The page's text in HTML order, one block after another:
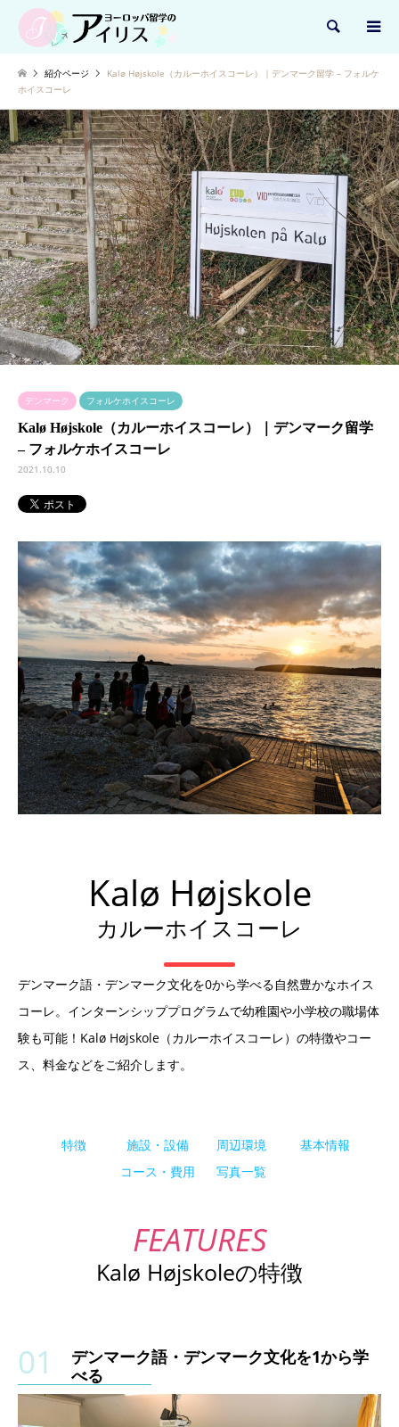
検索
紹介ページ
Kalø Højskole（カルーホイスコーレ）｜デンマーク留学 – フォルケ
ホイスコーレ
デンマーク フォルケホイスコーレ
Kalø Højskole（カルーホイスコーレ）｜デンマーク留学
– フォルケホイスコーレ
2021.10.10
Kalø Højskole
カルーホイスコーレ
デンマーク語・デンマーク文化を0から学べる自然豊かなホイス
コーレ。インターンシッププログラムで幼稚園や小学校の職場体
験も可能！Kalø Højskole（カルーホイスコーレ）の特徴やコー
ス、料金などをご紹介します。
特徴 施設・設備 周辺環境
基本情報
コース・費用
写真一覧
Kalø Højskoleの特徴
デンマーク語・デンマーク文化を1から学
べる